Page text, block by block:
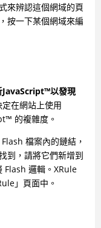
來辨認這個網域的頁
按一下某個網域來編
JavaScript™以發現
在網站上使用
™ 的複雜度。
檔案內的鏈結，
到，請將它們新增到
Flash 邏輯。XRule
」頁面中。